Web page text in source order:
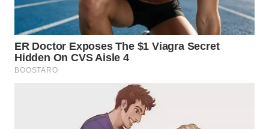
NIAS
WN
LANGKAT